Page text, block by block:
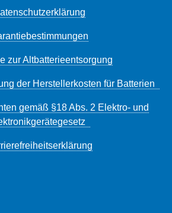
zur Altbatterieentsorgung
der Herstellerkosten für Batterien
gemäß §18 Abs. 2 Elektro- und